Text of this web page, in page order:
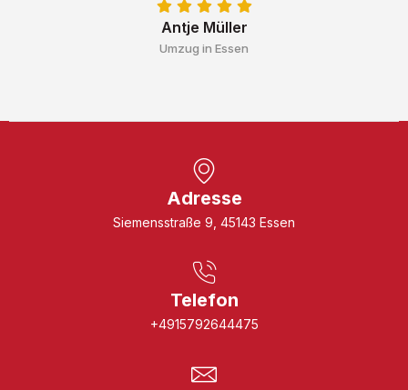
Antje Müller
Umzug in Essen
Adresse
Siemensstraße 9, 45143 Essen
Telefon
+4915792644475